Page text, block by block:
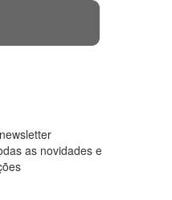
as novidades e